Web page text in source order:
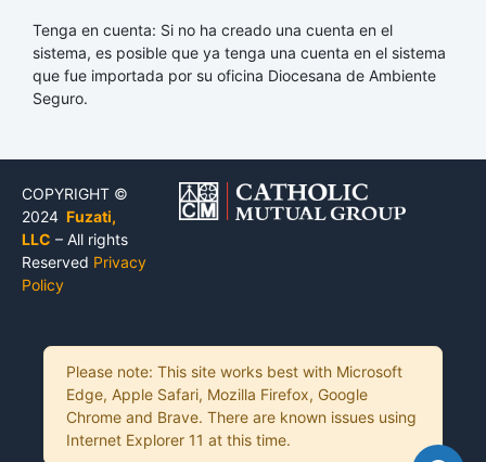
Tenga en cuenta: Si no ha creado una cuenta en el
sistema, es posible que ya tenga una cuenta en el sistema
que fue importada por su oficina Diocesana de Ambiente
Seguro.
COPYRIGHT ©
2024 Fuzati,
LLC – All rights
Reserved Privacy
Policy
Please note: This site works best with Microsoft
Edge, Apple Safari, Mozilla Firefox, Google
Chrome and Brave. There are known issues using
Internet Explorer 11 at this time.